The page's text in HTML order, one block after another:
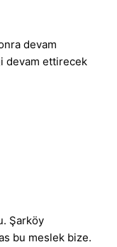
devam
devam ettirecek
Şarköy
bu meslek bize.